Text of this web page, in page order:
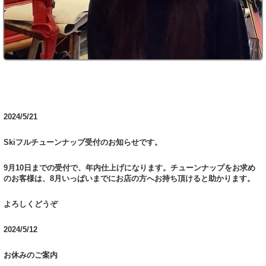
2024/5/21
Skiフルチューンナップ受付のお知らせです。
9月10日までの受付で、年内仕上げになります。チューンナップをお求め
のお客様は、8月いっぱいまでにお店の方へお持ち頂けると助かります。
よろしくどうぞ
2024/5/12
お休みのご案内